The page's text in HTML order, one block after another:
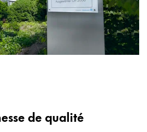
commande
de qualité